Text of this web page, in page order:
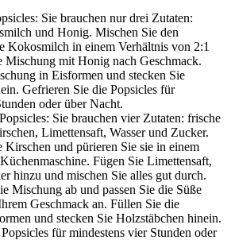
Sie brauchen nur drei Zutaten:
und Honig. Mischen Sie den
Kokosmilch in einem Verhältnis von 2:1
Mischung mit Honig nach Geschmack.
in Eisformen und stecken Sie
Gefrieren Sie die Popsicles für
oder über Nacht.
Sie brauchen vier Zutaten: frische
Limettensaft, Wasser und Zucker.
Kirschen und pürieren Sie sie in einem
Fügen Sie Limettensaft,
hinzu und mischen Sie alles gut durch.
Mischung ab und passen Sie die Süße
Geschmack an. Füllen Sie die
und stecken Sie Holzstäbchen hinein.
für mindestens vier Stunden oder